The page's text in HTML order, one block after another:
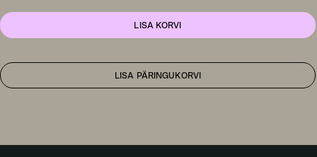
rippvalgusti,
pronks
LISA KORVI
LISA PÄRINGUKORVI